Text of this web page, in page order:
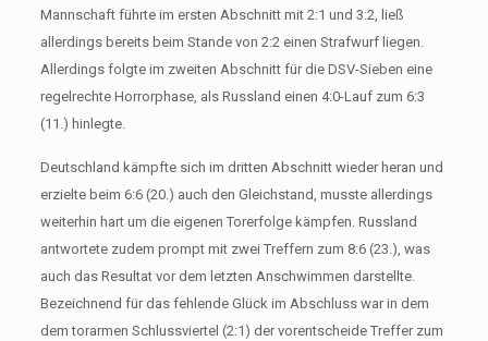
Mannschaft führte im ersten Abschnitt mit 2:1 und 3:2, ließ
allerdings bereits beim Stande von 2:2 einen Strafwurf liegen.
Allerdings folgte im zweiten Abschnitt für die DSV-Sieben eine
regelrechte Horrorphase, als Russland einen 4:0-Lauf zum 6:3
(11.) hinlegte.
Deutschland kämpfte sich im dritten Abschnitt wieder heran und
erzielte beim 6:6 (20.) auch den Gleichstand, musste allerdings
weiterhin hart um die eigenen Torerfolge kämpfen. Russland
antwortete zudem prompt mit zwei Treffern zum 8:6 (23.), was
auch das Resultat vor dem letzten Anschwimmen darstellte.
Bezeichnend für das fehlende Glück im Abschluss war in dem
dem torarmen Schlussviertel (2:1) der vorentscheide Treffer zum